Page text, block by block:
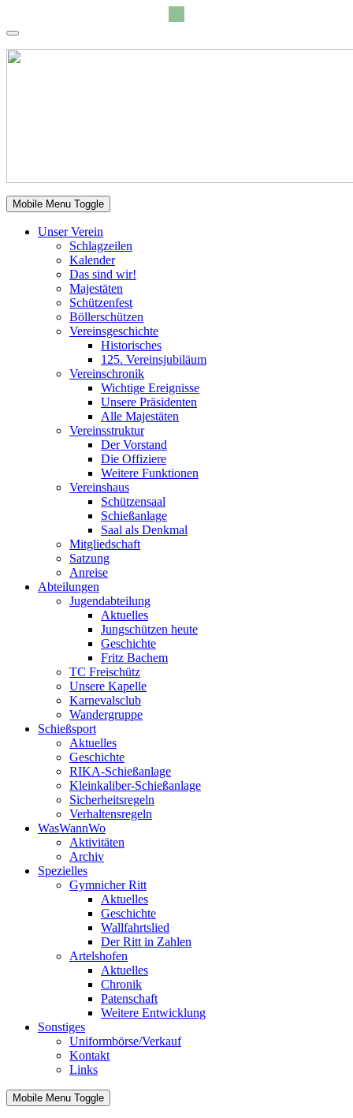
Mobile Menu Toggle
Unser Verein
Schlagzeilen
Kalender
Das sind wir!
Majestäten
Schützenfest
Böllerschützen
Vereinsgeschichte
Historisches
125. Vereinsjubiläum
Vereinschronik
Wichtige Ereignisse
Unsere Präsidenten
Alle Majestäten
Vereinsstruktur
Der Vorstand
Die Offiziere
Weitere Funktionen
Vereinshaus
Schützensaal
Schießanlage
Saal als Denkmal
Mitgliedschaft
Satzung
Anreise
Abteilungen
Jugendabteilung
Aktuelles
Jungschützen heute
Geschichte
Fritz Bachem
TC Freischütz
Unsere Kapelle
Karnevalsclub
Wandergruppe
Schießsport
Aktuelles
Geschichte
RIKA-Schießanlage
Kleinkaliber-Schießanlage
Sicherheitsregeln
Verhaltensregeln
WasWannWo
Aktivitäten
Archiv
Spezielles
Gymnicher Ritt
Aktuelles
Geschichte
Wallfahrtslied
Der Ritt in Zahlen
Artelshofen
Aktuelles
Chronik
Patenschaft
Weitere Entwicklung
Sonstiges
Uniformbörse/Verkauf
Kontakt
Links
Mobile Menu Toggle